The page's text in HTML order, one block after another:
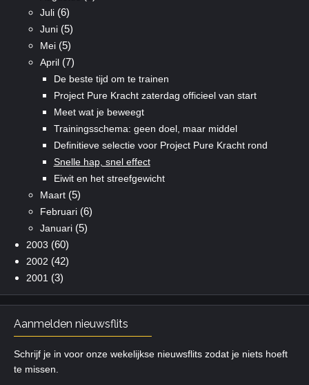
Juli(6)
Juni(5)
Mei(5)
April(7)
De beste tijd om te trainen
Project Pure Kracht zaterdag officieel van start
Meet wat je beweegt
Trainingsschema: geen doel, maar middel
Definitieve selectie voor Project Pure Kracht rond
Snelle hap, snel effect
Eiwit en het streefgewicht
Maart(5)
Februari(6)
Januari(5)
2003 (60)
2002 (42)
2001 (3)
Aanmelden nieuwsflits
Schrijf je in voor onze wekelijkse nieuwsflits zodat je niets hoeft
te missen.